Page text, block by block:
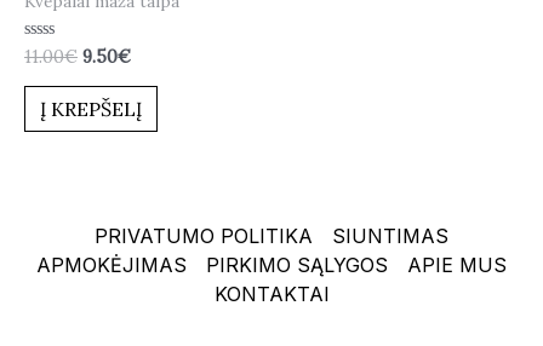
Įvertinimas:
iš
11.00€ 9.50€
Į KREPŠELĮ
PRIVATUMO POLITIKA
SIUNTIMAS
APMOKĖJIMAS
PIRKIMO SĄLYGOS
APIE MUS
KONTAKTAI